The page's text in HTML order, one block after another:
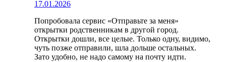
17.01.2026
Попробовала сервис «Отправьте за меня»
открытки родственникам в другой город.
Открытки дошли, все целые. Только одну, видимо,
чуть позже отправили, шла дольше остальных.
Зато удобно, не надо самому на почту идти.